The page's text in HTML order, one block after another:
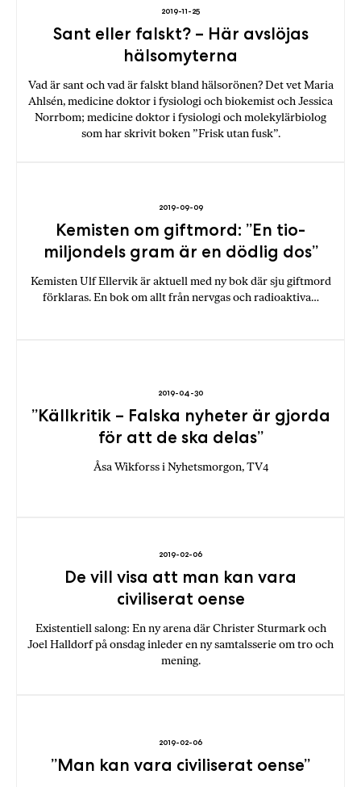
2019-11-25
Sant eller falskt? – Här avslöjas
hälsomyterna
Vad är sant och vad är falskt bland hälsorönen? Det vet Maria
Ahlsén, medicine doktor i fysiologi och biokemist och Jessica
Norrbom; medicine doktor i fysiologi och molekylärbiolog
som har skrivit boken ”Frisk utan fusk”.
2019-09-09
Kemisten om giftmord: ”En tio-
miljondels gram är en dödlig dos”
Kemisten Ulf Ellervik är aktuell med ny bok där sju giftmord
förklaras. En bok om allt från nervgas och radioaktiva…
2019-04-30
”Källkritik – Falska nyheter är gjorda
för att de ska delas”
Åsa Wikforss i Nyhetsmorgon, TV4
2019-02-06
De vill visa att man kan vara
civiliserat oense
Existentiell salong: En ny arena där Christer Sturmark och
Joel Halldorf på onsdag inleder en ny samtalsserie om tro och
mening.
2019-02-06
”Man kan vara civiliserat oense”